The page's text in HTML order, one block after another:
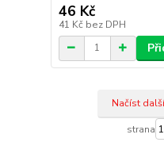
46 Kč
41 Kč bez DPH
Načíst
strana